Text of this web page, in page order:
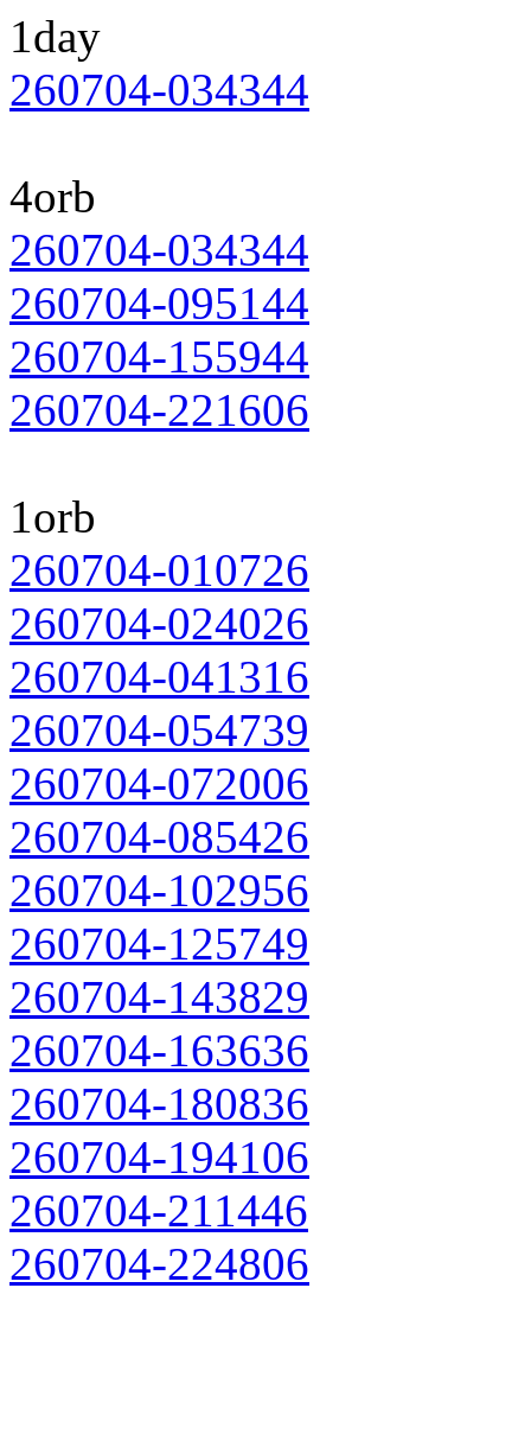
1day
260704-034344
4orb
260704-034344
260704-095144
260704-155944
260704-221606
1orb
260704-010726
260704-024026
260704-041316
260704-054739
260704-072006
260704-085426
260704-102956
260704-125749
260704-143829
260704-163636
260704-180836
260704-194106
260704-211446
260704-224806